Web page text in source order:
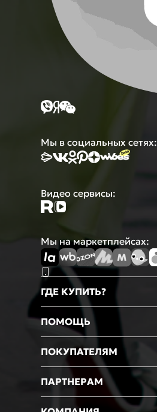
Мы в социальных сетях:
Видео сервисы:
Мы на маркетплейсах:
ГДЕ КУПИТЬ?
Маркетплейсы
ПОМОЩЬ
Информация о товаре
Оформление покупки
Доставка
ПОКУПАТЕЛЯМ
Новости
ПАРТНЕРАМ